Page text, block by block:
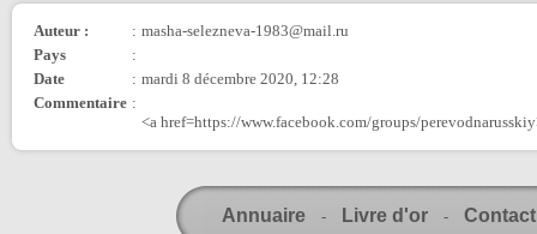
Auteur : : masha-selezneva-1983@mail.ru
Pays
:
Date
: mardi 8 décembre 2020, 12:28
Commentaire :
<a href=https://www.facebook.com/groups/
Annuaire - Livre d'or - Contact